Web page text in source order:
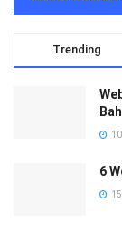
Trending
6